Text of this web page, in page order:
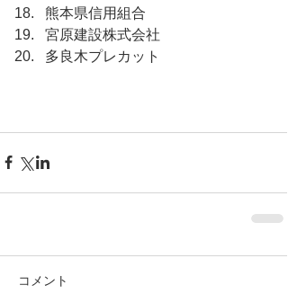
熊本県信⽤組合
宮原建設株式会社
多良⽊プレカット
コメント